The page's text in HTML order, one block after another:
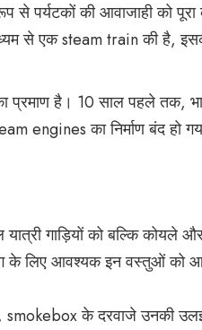
पर्यटकों की आवाजाही को पूरा
से एक steam train की है,
प्रमाण है। 10 साल पहले तक,
का निर्माण बंद हो
गाड़ियों को बल्कि कोयले
के लिए आवश्यक इन वस्तुओं को
के दरवाजे उनकी